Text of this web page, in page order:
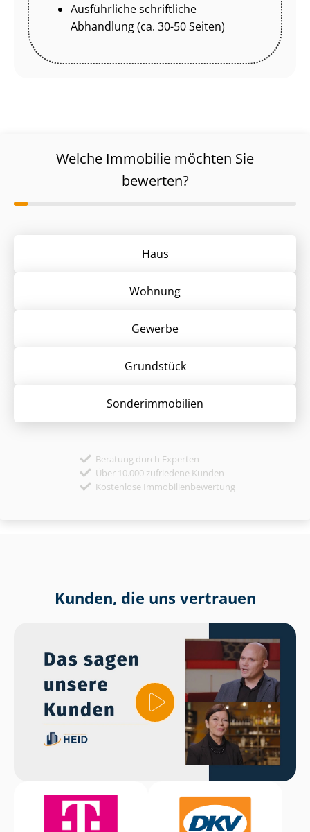
Ausführliche schriftliche
Abhandlung (ca. 30-50 Seiten)
Welche Immobilie möchten Sie
bewerten?
Haus
Wohnung
Gewerbe
Grund­stück
Sonder­immobilien
Beratung durch Experten
Über 10.000 zufriedene Kunden
Kostenlose Immobilienbewertung
Kunden, die uns vertrauen